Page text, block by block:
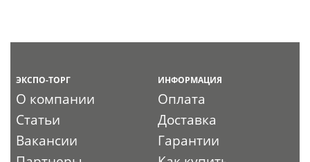
ЭКСПО-ТОРГ
О компании
Статьи
Вакансии
ИНФОРМАЦИЯ
Оплата
Доставка
Гарантии